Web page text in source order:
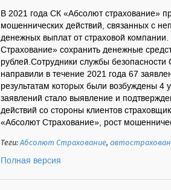
В 2021 года СК «Абсолют страхование»
мошеннических действий, связанных с
денежных выплат от страховой
Страхование» сохранить денежные
рублей.Сотрудники службы
направили в течение 2021 года 67
результатам которых были возбуждены 4
заявлений стало выявление и
действий со стороны клиентов
«Абсолют Страхование», рост
Теги:Абсолют Страхование,
Полная версия